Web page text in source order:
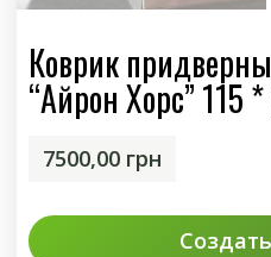
Коврик
“Айрон Хорс” 115
7500,00 грн